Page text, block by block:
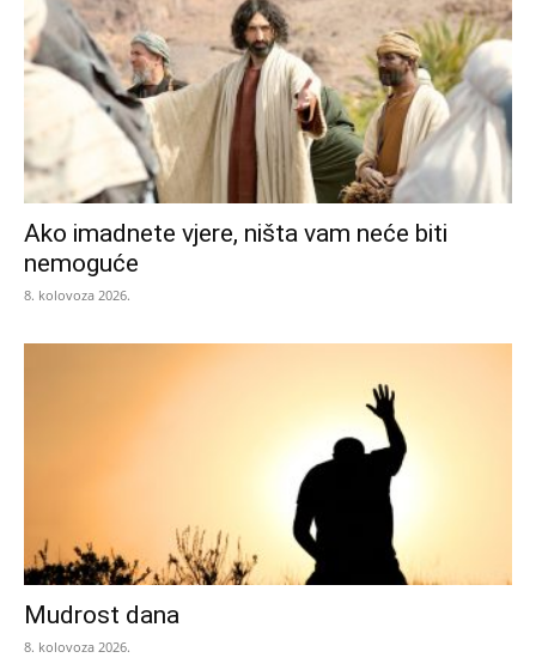
Ako imadnete vjere, ništa vam neće biti
nemoguće
8. kolovoza 2026.
Mudrost dana
8. kolovoza 2026.